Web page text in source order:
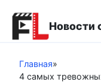
контенту
Новости
Главная»
4 самых